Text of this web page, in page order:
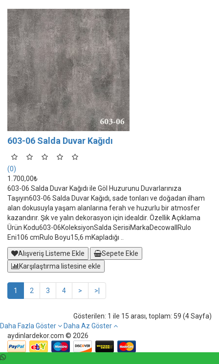
603-06 Salda Duvar Kağıdı
(0)
1.700,00₺
603-06 Salda Duvar Kağıdı ile Göl Huzurunu Duvarlarınıza
Taşıyın603-06 Salda Duvar Kağıdı, sade tonları ve doğadan ilham
alan dokusuyla yaşam alanlarına ferah ve huzurlu bir atmosfer
kazandırır. Şık ve yalın dekorasyon için idealdir. Özellik Açıklama
Ürün Kodu603-06KoleksiyonSalda SerisiMarkaDecowallRulo
Eni106 cmRulo Boyu15,6 mKapladığı ..
Alışveriş Listeme Ekle
Sepete Ekle
Karşılaştırma listesine ekle
1 2 3 4 > >|
Gösterilen: 1 ile 15 arası, toplam: 59 (4 Sayfa)
Daha Fazla Göster
Daha Az Göster
aydinlardekor.com © 2026